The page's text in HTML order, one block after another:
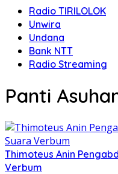
Radio TIRILOLOK
Unwira
Undana
Bank NTT
Radio Streaming
Panti
Thimoteus Anin
Verbum